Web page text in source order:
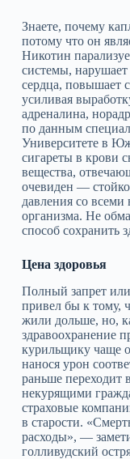
Знаете, почему
потому что он
Никотин
системы, нарушает
сердца, повышает
усиливая
адреналина,
по данным
Университете в
сигареты в крови
вещества,
очевиден —
давления со
организма. Не
способ сохранить
Цена здоровья
Полный запрет
привел бы к тому,
жили дольше, но,
здравоохранение
курильщику чаще
нанося урон
раньше переходит
некурящими
страховые
в старости.
расходы», —
голливудский